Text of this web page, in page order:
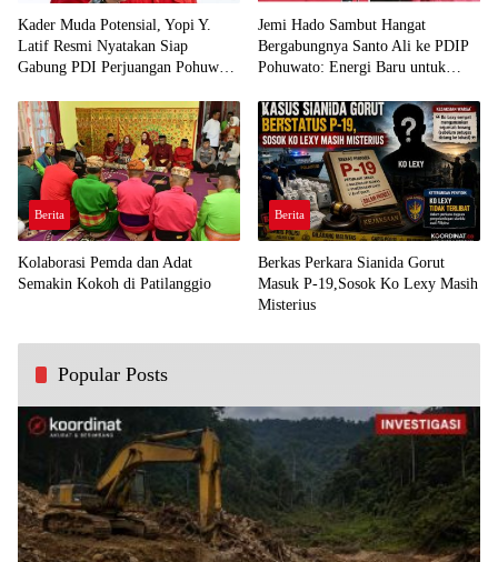
Kader Muda Potensial, Yopi Y.
Latif Resmi Nyatakan Siap
Gabung PDI Perjuangan Pohuwato
Jemi Hado Sambut Hangat
Bergabungnya Santo Ali ke PDIP
Pohuwato: Energi Baru untuk
Berita
Kolaborasi Pemda dan Adat
Semakin Kokoh di Patilanggio
Berita
Berkas Perkara Sianida Gorut
Masuk P-19,Sosok Ko Lexy Masih
Misterius
Popular Posts